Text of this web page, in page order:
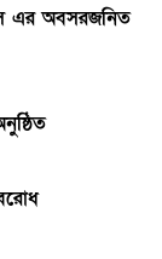
এর অবসরজনিত